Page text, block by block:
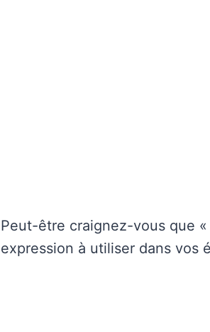
Peut-être craignez-vous que
expression à utiliser dans vos